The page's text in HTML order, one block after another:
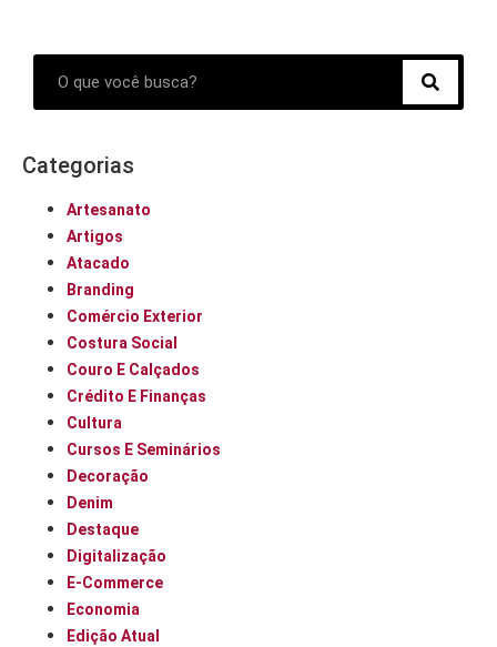
Categorias
Artesanato
Artigos
Atacado
Branding
Comércio Exterior
Costura Social
Couro E Calçados
Crédito E Finanças
Cultura
Cursos E Seminários
Decoração
Denim
Destaque
Digitalização
E-Commerce
Economia
Edição Atual